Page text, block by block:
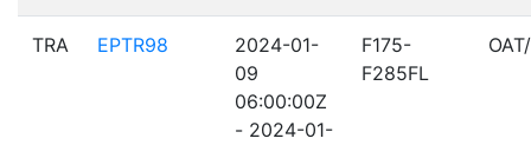
TRA EPTR98
2024-01-
09
06:00:00Z
- 2024-01-
F175-
F285FL